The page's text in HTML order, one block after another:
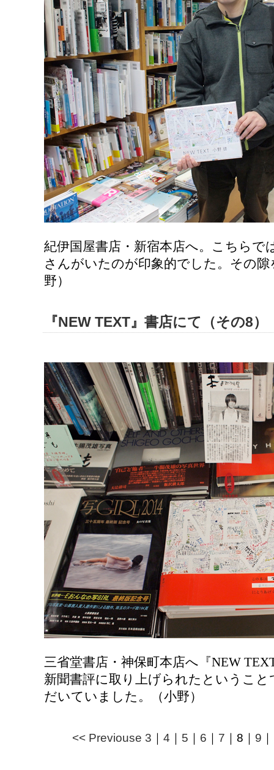
紀伊国屋書店・新宿本店へ。こちらで
さんがいたのが印象的でした。その
野）
『NEW TEXT』書店にて（その8）
三省堂書店・神保町本店へ『NEW
新聞書評に取り上げられたというこ
だいていました。（小野）
<< Previouse 3 ｜ 4 ｜ 5 ｜ 6 ｜ 7 ｜ 8 ｜ 9 ｜